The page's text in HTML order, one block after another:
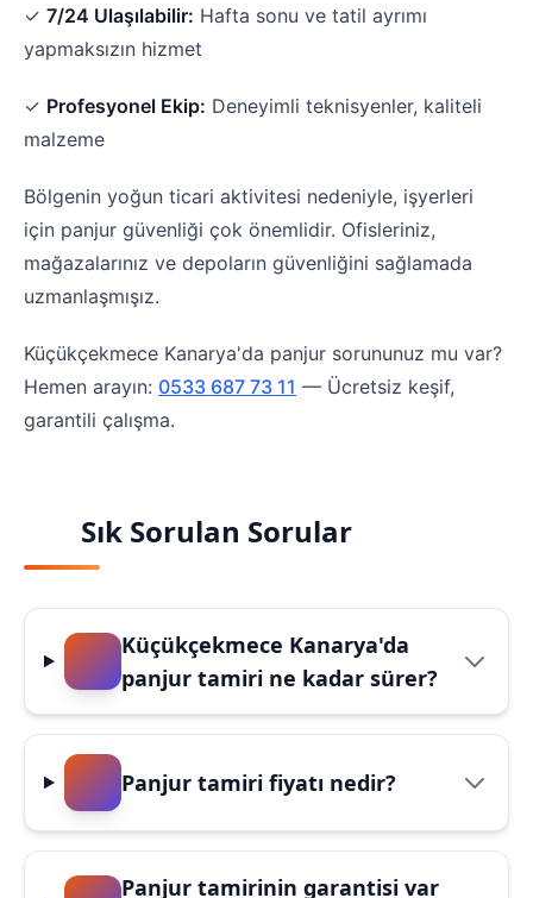
✓ 7/24 Ulaşılabilir: Hafta sonu ve tatil ayrımı
yapmaksızın hizmet
✓ Profesyonel Ekip: Deneyimli teknisyenler, kaliteli
malzeme
Bölgenin yoğun ticari aktivitesi nedeniyle, işyerleri
için panjur güvenliği çok önemlidir. Ofisleriniz,
mağazalarınız ve depoların güvenliğini sağlamada
uzmanlaşmışız.
Küçükçekmece Kanarya'da panjur sorununuz mu var?
Hemen arayın: 0533 687 73 11 — Ücretsiz keşif,
garantili çalışma.
Sık Sorulan Sorular
Küçükçekmece Kanarya'da
panjur tamiri ne kadar sürer?
Panjur tamiri fiyatı nedir?
Panjur tamirinin garantisi var